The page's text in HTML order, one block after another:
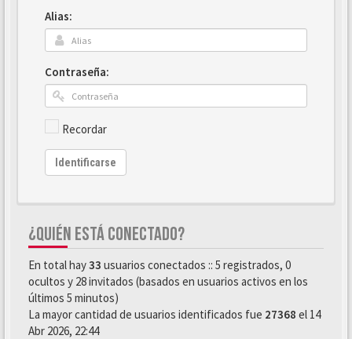
Alias:
Contraseña:
Recordar
Identificarse
¿QUIÉN ESTÁ CONECTADO?
En total hay33 usuarios conectados :: 5 registrados, 0
ocultos y 28 invitados (basados en usuarios activos en los
últimos 5 minutos)
La mayor cantidad de usuarios identificados fue 27368 el 14
Abr 2026, 22:44